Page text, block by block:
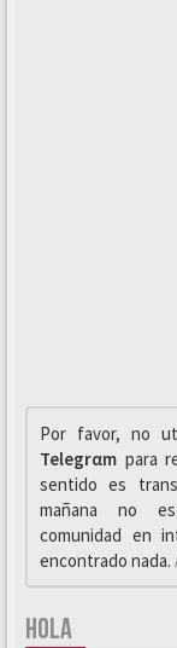
Por favor, no
Telegrαm para
sentido es
mañana no
comunidad en
encontrado nada.
HOLA